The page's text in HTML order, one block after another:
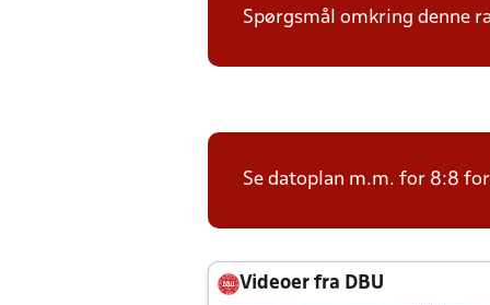
Spørgsmål omkring denne
Se datoplan m.m. for 8:8
Videoer fra DBU